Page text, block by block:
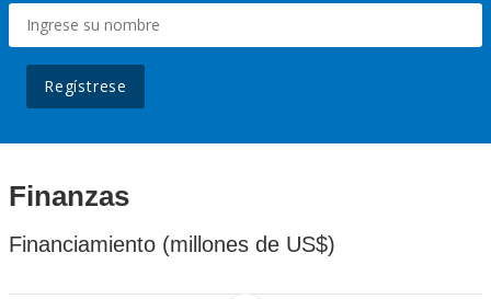
Regístrese
Finanzas
Financiamiento (millones de US$)